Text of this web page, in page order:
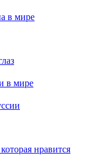
в мире
в мире
нравится